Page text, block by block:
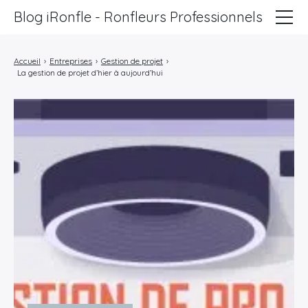
Accueil › Entreprises › Gestion de projet ›
La gestion de projet d’hier à aujourd’hui
Blog iRonfle - Ronfleurs Professionnels
Revue Web
Marketing
Lifestyle